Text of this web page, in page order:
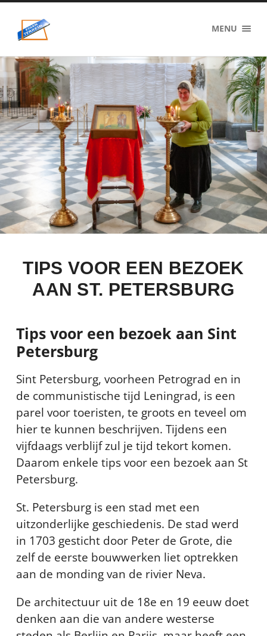
eigenzinnig
terrein
MENU
TIPS VOOR EEN BEZOEK
AAN ST. PETERSBURG
Tips voor een bezoek aan Sint
Petersburg
Sint Petersburg, voorheen Petrograd en in
de communistische tijd Leningrad, is een
parel voor toeristen, te groots en teveel om
hier te kunnen beschrijven. Tijdens een
vijfdaags verblijf zul je tijd tekort komen.
Daarom enkele tips voor een bezoek aan St
Petersburg.
St. Petersburg is een stad met een
uitzonderlijke geschiedenis. De stad werd
in 1703 gesticht door Peter de Grote, die
zelf de eerste bouwwerken liet optrekken
aan de monding van de rivier Neva.
De architectuur uit de 18e en 19 eeuw doet
denken aan die van andere westerse